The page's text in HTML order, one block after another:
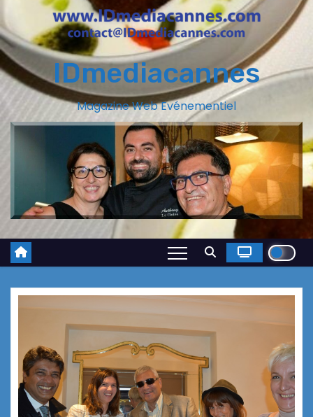
IDmediacannes
Magazine Web Evénementiel